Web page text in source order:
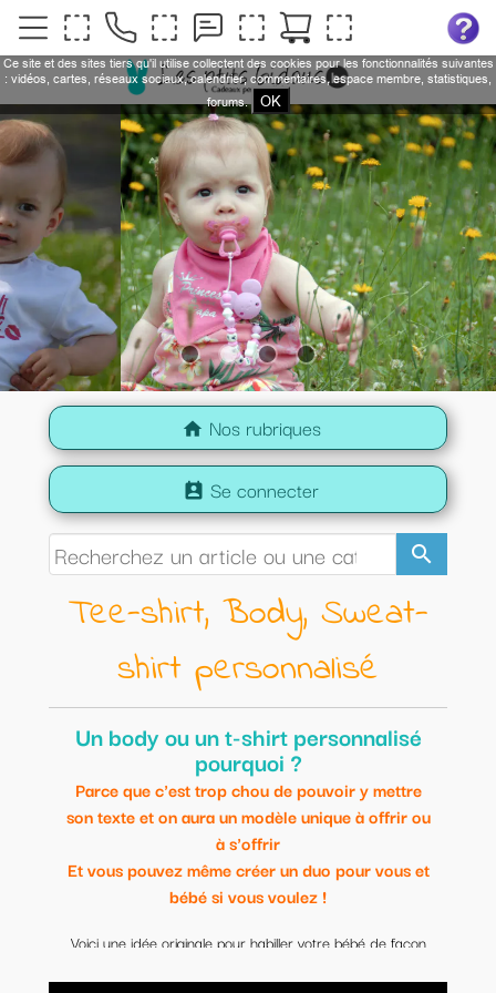
home Nos rubriques
search
perm_contact_calendar Se connecter
Tee-shirt, Body, Sweat-
shirt personnalisé
Un body ou un t-shirt personnalisé
pourquoi ?
Parce que c'est trop chou de pouvoir y mettre
son texte et on aura un modèle unique à offrir ou
à s'offrir
Et vous pouvez même créer un duo pour vous et
bébé si vous voulez !
Voici une idée originale pour habiller votre bébé de façon
Modèles uniques et personnalisables.
Ce site et des sites tiers qu'il utilise collectent des cookies pour les fonctionnalités suivantes
: vidéos, cartes, réseaux sociaux, calendrier, commentaires, espace membre, statistiques,
forums.
OK